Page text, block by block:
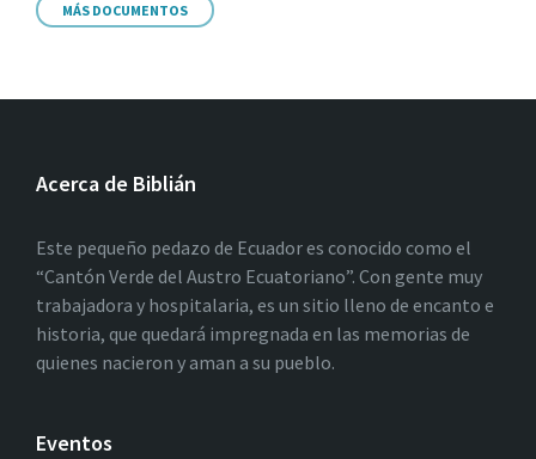
MÁS DOCUMENTOS
Acerca de Biblián
Este pequeño pedazo de Ecuador es conocido como el
“Cantón Verde del Austro Ecuatoriano”. Con gente muy
trabajadora y hospitalaria, es un sitio lleno de encanto e
historia, que quedará impregnada en las memorias de
quienes nacieron y aman a su pueblo.
Eventos